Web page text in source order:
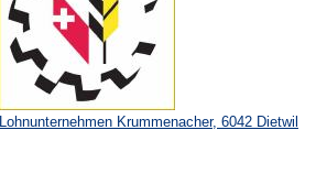
Lohnunternehmen Krummenacher, 6042 Dietwil